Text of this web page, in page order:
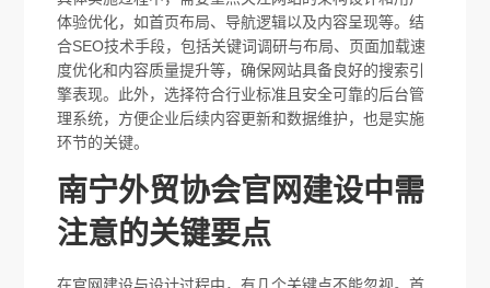
体验优化，如首页布局、导航逻辑以及内容呈现等。结
合SEO技术手段，包括关键词调研与布局、页面加载速
度优化和内容质量提升等，确保网站具备良好的搜索引
擎表现。此外，选择符合行业标准且安全可靠的后台管
理系统，方便企业后续内容更新和数据维护，也是实施
环节的关键。
南宁外贸协会官网建设中需
注意的关键要点